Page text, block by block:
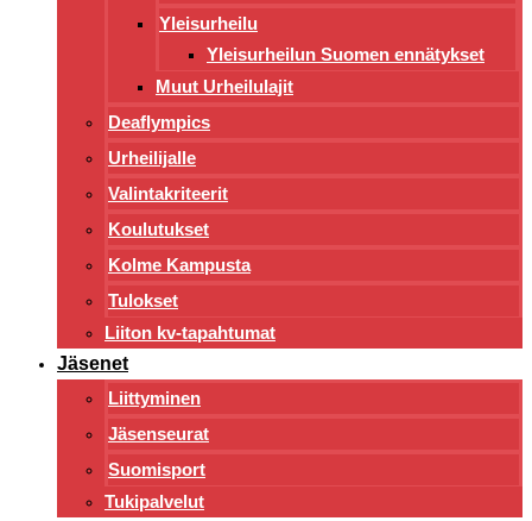
Yleisurheilu
Yleisurheilun Suomen ennätykset
Muut Urheilulajit
Deaflympics
Urheilijalle
Valintakriteerit
Koulutukset
Kolme Kampusta
Tulokset
Liiton kv-tapahtumat
Jäsenet
Liittyminen
Jäsenseurat
Suomisport
Tukipalvelut